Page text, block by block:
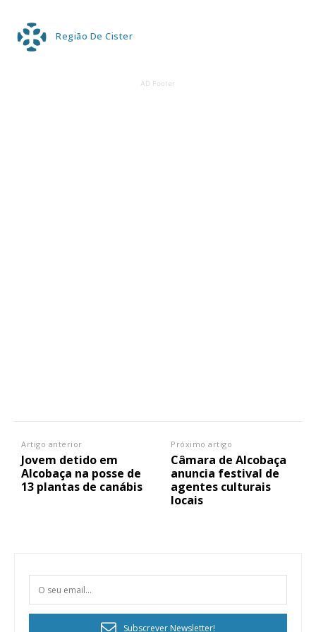
Região De Cister
AD Footer
Artigo anterior
Jovem detido em
Alcobaça na posse de
13 plantas de canábis
Próximo artigo
Câmara de Alcobaça
anuncia festival de
agentes culturais
locais
Subscrever Newsletter!